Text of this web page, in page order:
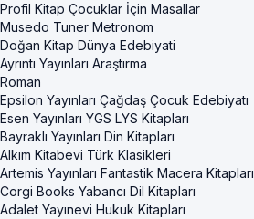
Profil Kitap Çocuklar İçin Masallar
Musedo Tuner Metronom
Doğan Kitap Dünya Edebiyati
Ayrıntı Yayınları Araştırma
Roman
Epsilon Yayınları Çağdaş Çocuk Edebiyatı
Esen Yayınları YGS LYS Kitapları
Bayraklı Yayınları Din Kitapları
Alkım Kitabevi Türk Klasikleri
Artemis Yayınları Fantastik Macera Kitapları
Corgi Books Yabancı Dil Kitapları
Adalet Yayınevi Hukuk Kitapları